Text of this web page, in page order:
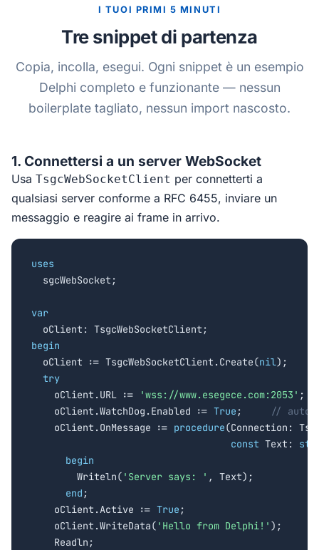
I TUOI PRIMI 5 MINUTI
Tre snippet di partenza
Copia, incolla, esegui. Ogni snippet è un esempio
Delphi completo e funzionante — nessun
boilerplate tagliato, nessun import nascosto.
1. Connettersi a un server WebSocket
Usa TsgcWebSocketClient per connetterti a
qualsiasi server conforme a RFC 6455, inviare un
messaggio e reagire ai frame in arrivo.
uses
sgcWebSocket;
var
begin
oClient := TsgcWebSocketClient.Create(nil);
try
    oClient.URL :=
'wss://www.esegece.com:2053' ;
    oClient.WatchDog.Enabled :=
True ;
// auto-
    oClient.OnMessage :=
procedure(Connection:
const Text:
begin
        Writeln(
'Server says: ' , Text);
end ;
    oClient.Active :=
True ;
    oClient.WriteData(
'Hello from Delphi!' );
    Readln;